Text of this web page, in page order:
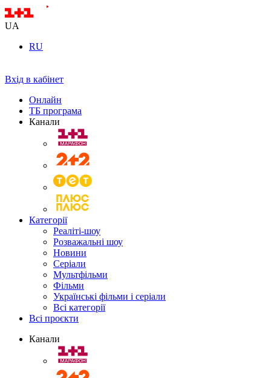
UA
RU
Вхід в кабінет
Онлайн
ТБ програма
Канали
Категорії
Реаліті-шоу
Розважальні шоу
Новини
Серіали
Мультфільми
Фільми
Українські фільми і серіали
Всі категорії
Всі проєкти
Канали